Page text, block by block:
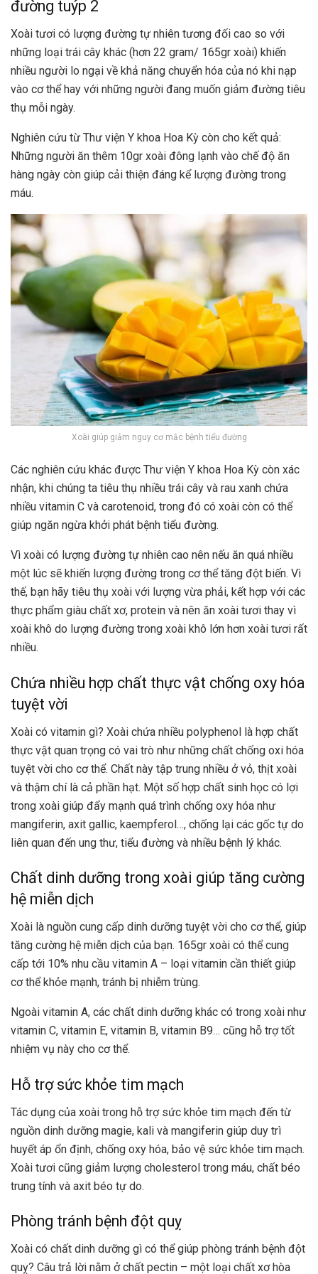
đường tuýp 2
Xoài tươi có lượng đường tự nhiên tương đối cao so với
những loại trái cây khác (hơn 22 gram/ 165gr xoài) khiến
nhiều người lo ngại về khả năng chuyển hóa của nó khi nạp
vào cơ thể hay với những người đang muốn giảm đường tiêu
thụ mỗi ngày.
Nghiên cứu từ Thư viện Y khoa Hoa Kỳ còn cho kết quả:
Những người ăn thêm 10gr xoài đông lạnh vào chế độ ăn
hàng ngày còn giúp cải thiện đáng kể lượng đường trong
máu.
Xoài giúp giảm nguy cơ mắc bệnh tiểu đường
Các nghiên cứu khác được Thư viện Y khoa Hoa Kỳ còn xác
nhận, khi chúng ta tiêu thụ nhiều trái cây và rau xanh chứa
nhiều vitamin C và carotenoid, trong đó có xoài còn có thể
giúp ngăn ngừa khởi phát bệnh tiểu đường.
Vì xoài có lượng đường tự nhiên cao nên nếu ăn quá nhiều
một lúc sẽ khiến lượng đường trong cơ thể tăng đột biến. Vì
thế, bạn hãy tiêu thụ xoài với lượng vừa phải, kết hợp với các
thực phẩm giàu chất xơ, protein và nên ăn xoài tươi thay vì
xoài khô do lượng đường trong xoài khô lớn hơn xoài tươi rất
nhiều.
Chứa nhiều hợp chất thực vật chống oxy hóa
tuyệt vời
Xoài có vitamin gì? Xoài chứa nhiều polyphenol là hợp chất
thực vật quan trọng có vai trò như những chất chống oxi hóa
tuyệt vời cho cơ thể. Chất này tập trung nhiều ở vỏ, thịt xoài
và thậm chí là cả phần hạt. Một số hợp chất sinh học có lợi
trong xoài giúp đẩy mạnh quá trình chống oxy hóa như
mangiferin, axit gallic, kaempferol…, chống lại các gốc tự do
liên quan đến ung thư, tiểu đường và nhiều bệnh lý khác.
Chất dinh dưỡng trong xoài giúp tăng cường
hệ miễn dịch
Xoài là nguồn cung cấp dinh dưỡng tuyệt vời cho cơ thể, giúp
tăng cường hệ miễn dịch của bạn. 165gr xoài có thể cung
cấp tới 10% nhu cầu vitamin A – loại vitamin cần thiết giúp
cơ thể khỏe mạnh, tránh bị nhiễm trùng.
Ngoài vitamin A, các chất dinh dưỡng khác có trong xoài như
vitamin C, vitamin E, vitamin B, vitamin B9… cũng hỗ trợ tốt
nhiệm vụ này cho cơ thể.
Hỗ trợ sức khỏe tim mạch
Tác dụng của xoài trong hỗ trợ sức khỏe tim mạch đến từ
nguồn dinh dưỡng magie, kali và mangiferin giúp duy trì
huyết áp ổn định, chống oxy hóa, bảo vệ sức khỏe tim mạch.
Xoài tươi cũng giảm lượng cholesterol trong máu, chất béo
trung tính và axit béo tự do.
Phòng tránh bệnh đột quỵ
Xoài có chất dinh dưỡng gì có thể giúp phòng tránh bệnh đột
quỵ? Câu trả lời nằm ở chất pectin – một loại chất xơ hòa